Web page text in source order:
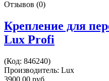
Отзывов (0)
Крепление для
Lux Profi
(Код: 846240)
Производитель: Lux
3900.00 руб.